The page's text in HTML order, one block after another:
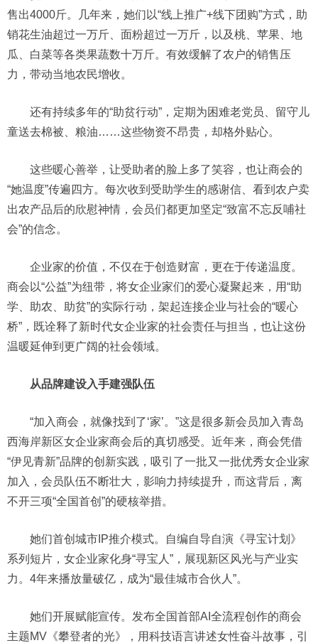
售出4000斤。几年来，她们以“线上推广+线下团购”方式，助
销花生油超过一万斤、面粉超过一万斤，以及桃、苹果、地
瓜、白菜等各类果蔬数十万斤。有效缓解了农户的销售压
力，带动当地农民增收。
还有持续多年的“助贫行动”，定期为困难老党员、留守儿
童送去棉被、粮油……这些物资不昂贵，却格外贴心。
这些暖心善举，让受助者的脸上多了笑容，也让商会的
“她温度”传遍四方。每次收到受助学生的感谢信、看到农户卖
出农产品后的欣慰神情，会员们都更加坚定“致富不忘反哺社
会”的信念。
企业家的价值，不仅在于创造财富，更在于传递温度。
商会以“公益”为纽带，将女企业家们的爱心凝聚起来，用“助
学、助农、助贫”的实际行动，架起连接企业与社会的“暖心
桥”，既诠释了新时代女企业家的社会责任与担当，也让这份
温暖延伸到更广阔的社会领域。
从品牌建设入手建强队伍
“加入商会，就像找到了‘家’。”这是很多新会员加入青岛
西海岸新区女企业家商会后的真切感受。近年来，商会凭借
“伊见青新”品牌的创新实践，吸引了一批又一批优秀女企业家
加入，会员队伍不断壮大，影响力持续提升，而这背后，离
不开三项“全国首创”的硬核举措。
她们首创城市IP推介模式。自编自导自演《寻宝计划》
系列短片，女企业家化身“寻宝人”，展现新区风光与产业实
力。4年来播放量破亿，成为“最佳城市合伙人”。
她们开展赋能宣传。发布全国首部AI全流程创作的商会
主题MV《攀登者的光》，用科技语言讲述女性奋斗故事，引